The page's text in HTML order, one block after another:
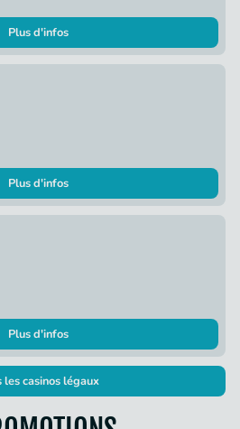
Plus d'infos
Plus d'infos
Plus d'infos
les casinos légaux